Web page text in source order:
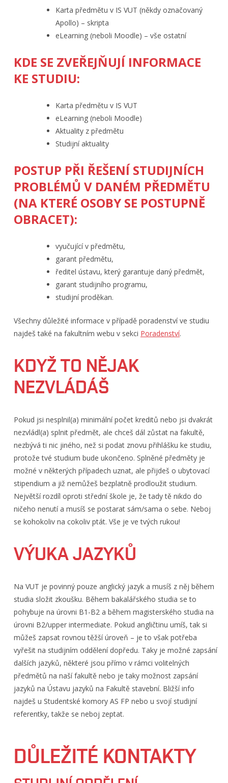
Karta předmětu v IS VUT (někdy označovaný
Apollo) – skripta
eLearning (neboli Moodle) – vše ostatní
KDE SE ZVEŘEJŇUJÍ INFORMACE
KE STUDIU:
Karta předmětu v IS VUT
eLearning (neboli Moodle)
Aktuality z předmětu
Studijní aktuality
POSTUP PŘI ŘEŠENÍ STUDIJNÍCH
PROBLÉMŮ V DANÉM PŘEDMĚTU
(NA KTERÉ OSOBY SE POSTUPNĚ
OBRACET):
vyučující v předmětu,
garant předmětu,
ředitel ústavu, který garantuje daný předmět,
garant studijního programu,
studijní proděkan.
Všechny důležité informace v případě poradenství ve studiu
najdeš také na fakultním webu v sekci Poradenství.
KDYŽ TO NĚJAK
NEZVLÁDÁŠ
Pokud jsi nesplnil(a) minimální počet kreditů nebo jsi dvakrát
nezvládl(a) splnit předmět, ale chceš dál zůstat na fakultě,
nezbývá ti nic jiného, než si podat znovu přihlášku ke studiu,
protože tvé studium bude ukončeno. Splněné předměty je
možné v některých případech uznat, ale přijdeš o ubytovací
stipendium a již nemůžeš bezplatně prodloužit studium.
Největší rozdíl oproti střední škole je, že tady tě nikdo do
ničeho nenutí a musíš se postarat sám/sama o sebe. Neboj
se kohokoliv na cokoliv ptát. Vše je ve tvých rukou!
VÝUKA JAZYKŮ
Na VUT je povinný pouze anglický jazyk a musíš z něj během
studia složit zkoušku. Během bakalářského studia se to
pohybuje na úrovni B1-B2 a během magisterského studia na
úrovni B2/upper intermediate. Pokud angličtinu umíš, tak si
můžeš zapsat rovnou těžší úroveň – je to však potřeba
vyřešit na studijním oddělení dopředu. Taky je možné zapsání
dalších jazyků, některé jsou přímo v rámci volitelných
předmětů na naší fakultě nebo je taky možnost zapsání
jazyků na Ústavu jazyků na Fakultě stavební. Bližší info
najdeš u Studentské komory AS FP nebo u svojí studijní
referentky, takže se neboj zeptat.
DŮLEŽITÉ KONTAKTY